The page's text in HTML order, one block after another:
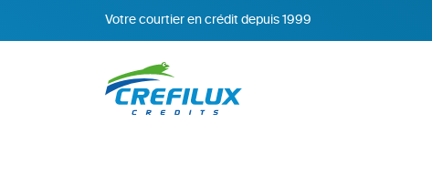
Votre courtier en crédit depuis 1999